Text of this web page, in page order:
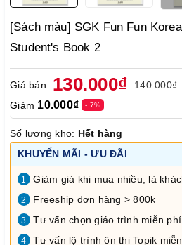
[Sách màu] SGK Fun Fun
Student's Book 2
Giá bán: 130.000₫
140.000₫
Giảm 10.000₫ - 7%
Số lượng kho: Hết hàng
KHUYẾN MÃI - ƯU ĐÃI
1 Giảm giá khi mua nhiều, là
2 Freeship đơn hàng > 800k
3 Tư vấn chọn giáo trình miễn phí
4 Tư vấn lộ trình ôn thi Topik